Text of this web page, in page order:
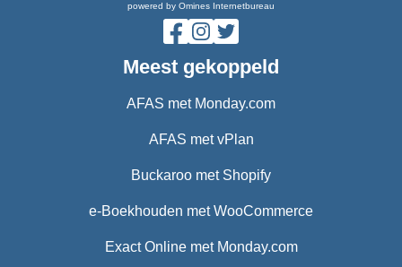
powered by Omines Internetbureau
Meest gekoppeld
AFAS met Monday.com
AFAS met vPlan
Buckaroo met Shopify
e-Boekhouden met WooCommerce
Exact Online met Monday.com